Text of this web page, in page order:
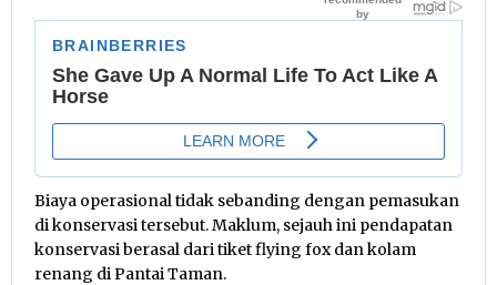
Biaya operasional tidak sebanding dengan pemasukan
di konservasi tersebut. Maklum, sejauh ini pendapatan
konservasi berasal dari tiket flying fox dan kolam
renang di Pantai Taman.